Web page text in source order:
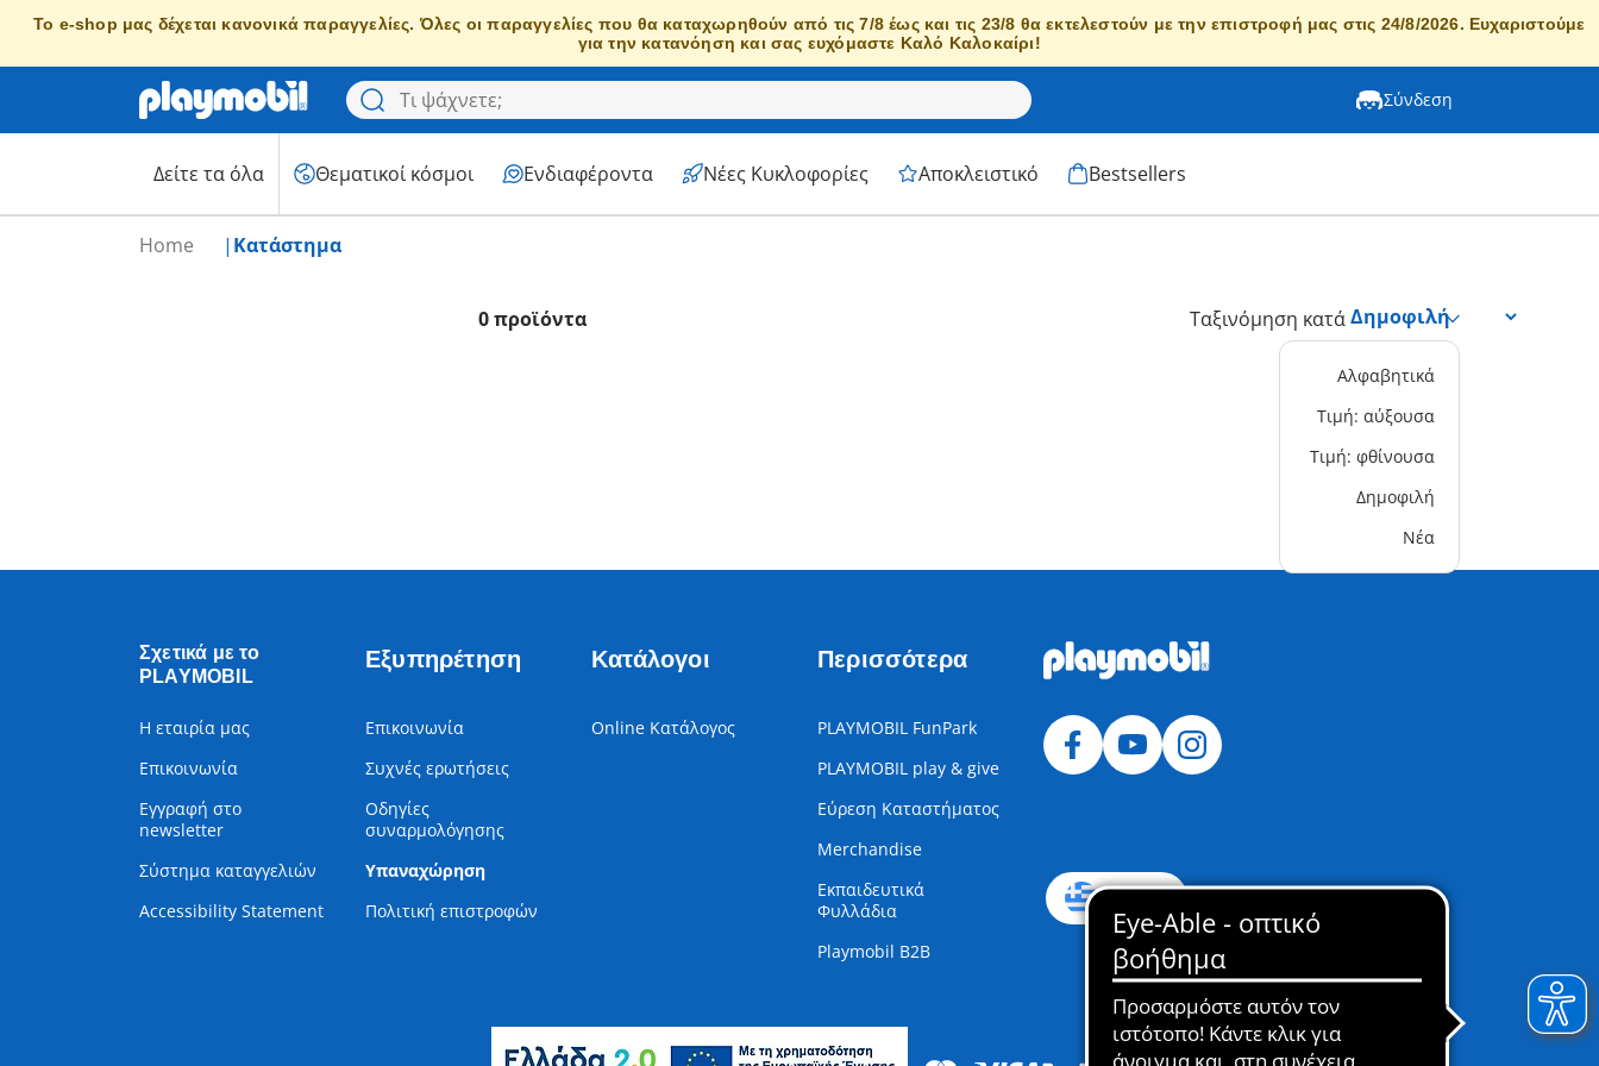
Το e-shop μας δέχεται κανονικά παραγγελίες. Όλες οι παραγγελίες που θα καταχωρηθούν από τις 7/8 έως και τις 23/8 θα εκτελεστούν με την επιστροφή μας στις 24/8/2026. Ευχαριστούμε
για την κατανόηση και σας ευχόμαστε Καλό Καλοκαίρι!
Σύνδεση
Δείτε τα όλα Θεματικοί κόσμοι Ενδιαφέροντα Νέες Κυκλοφορίες Αποκλειστικό Bestsellers
Home Κατάστημα
0 προϊόντα Ταξινόμηση κατά
Αλφαβητικά
Τιμή: αύξουσα
Τιμή: φθίνουσα
Δημοφιλή
Νέα
Σχετικά με το
PLAYMOBIL
Η εταιρία μας
Επικοινωνία
Εγγραφή στο
newsletter
Σύστημα καταγγελιών
Accessibility Statement
Εξυπηρέτηση
Επικοινωνία
Συχνές ερωτήσεις
Οδηγίες
συναρμολόγησης
Υπαναχώρηση
Πολιτική επιστροφών
Κατάλογοι
Online Κατάλογος
Περισσότερα
PLAYMOBIL FunPark
PLAYMOBIL play & give
Εύρεση Καταστήματος
Merchandise
Εκπαιδευτικά
Φυλλάδια
Playmobil B2B
Ελλάδα